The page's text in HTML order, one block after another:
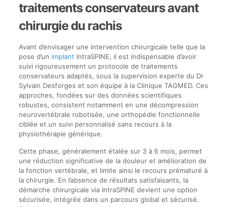
traitements conservateurs avant
chirurgie du rachis
Avant d’envisager une intervention chirurgicale telle que la
pose d’un implant IntraSPINE, il est indispensable d’avoir
suivi rigoureusement un protocole de traitements
conservateurs adaptés, sous la supervision experte du Dr
Sylvain Desforges et son équipe à la Clinique TAGMED. Ces
approches, fondées sur des données scientifiques
robustes, consistent notamment en une décompression
neurovertébrale robotisée, une orthopédie fonctionnelle
ciblée et un suivi personnalisé sans recours à la
physiothérapie générique.
Cette phase, généralement étalée sur 3 à 6 mois, permet
une réduction significative de la douleur et amélioration de
la fonction vertébrale, et limite ainsi le recours prématuré à
la chirurgie. En l’absence de résultats satisfaisants, la
démarche chirurgicale via IntraSPINE devient une option
sécurisée, intégrée dans un parcours global et sécurisé.